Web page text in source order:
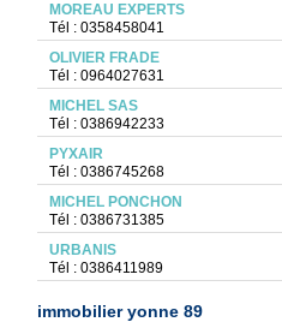
MOREAU EXPERTS
Tél : 0358458041
OLIVIER FRADE
Tél : 0964027631
MICHEL SAS
Tél : 0386942233
PYXAIR
Tél : 0386745268
MICHEL PONCHON
Tél : 0386731385
URBANIS
Tél : 0386411989
immobilier yonne 89